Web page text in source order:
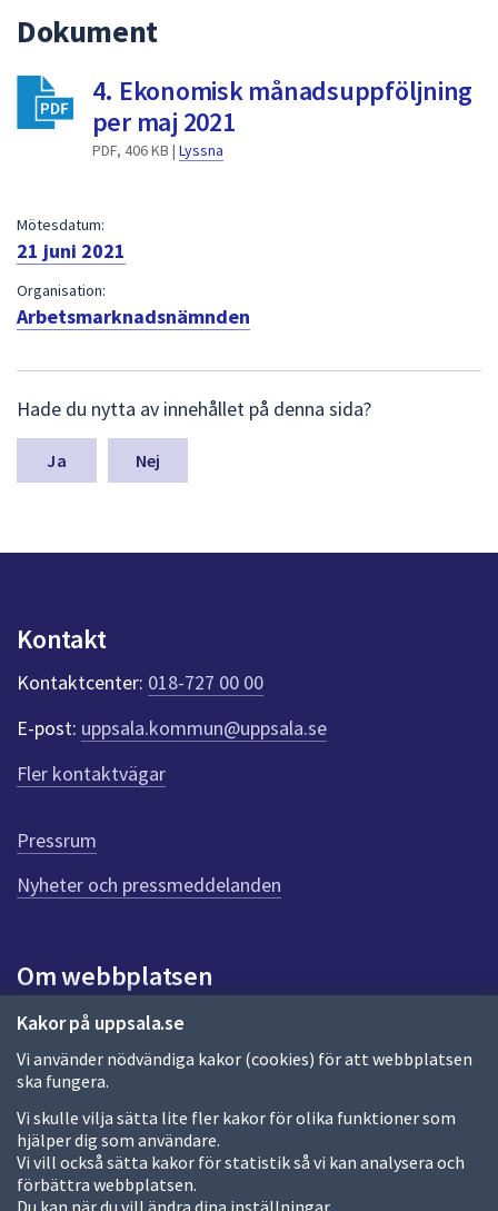
för
Kakor på uppsala.se
Vi använder nödvändiga kakor (cookies) för att webbplatsen
ska fungera.
Vi skulle vilja sätta lite fler kakor för olika funktioner som
hjälper dig som användare.
Vi vill också sätta kakor för statistik så vi kan analysera och
förbättra webbplatsen.
Du kan när du vill ändra dina inställningar.
Dokument
4. Ekonomisk månadsuppföljning
per maj 2021
PDF, 406 KB | Lyssna
Mötesdatum:
21 juni 2021
Organisation:
Arbetsmarknadsnämnden
ä
m
a
n
k
t
e
r
f
ö
r
e
n
n
a
d
a
Hade du nytta av innehållet på denna sida?
Nej
Kontakt
Kontaktcenter: 018-727 00 00
E-post: uppsala.kommun@uppsala.se
Fler kontaktvägar
Pressrum
Nyheter och pressmeddelanden
Om webbplatsen
Om webbplatsen
Allmänna handlingar och diarium
Behandling av personuppgifter
Kakor
Språk (other languages)